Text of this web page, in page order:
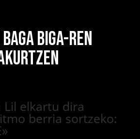
BIGA-REN
Lil elkartu dira
berria sortzeko: